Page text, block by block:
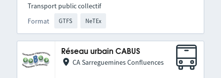
Format GTFS NeTEx
Transport public collectif
Réseau urbain CABUS
CA Sarreguemines Confluences